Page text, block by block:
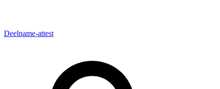
Deelname-attest